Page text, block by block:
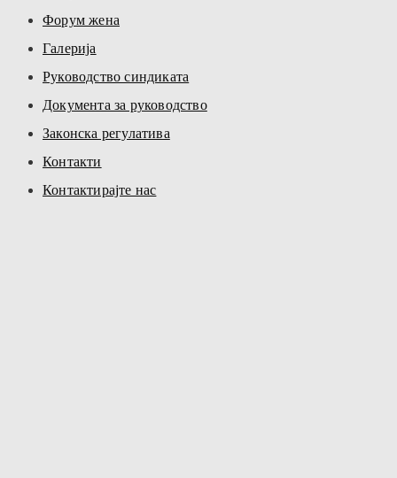
Форум жена
Галерија
Руководство синдиката
Документа за руководство
Законска регулатива
Контакти
Контактирајте нас